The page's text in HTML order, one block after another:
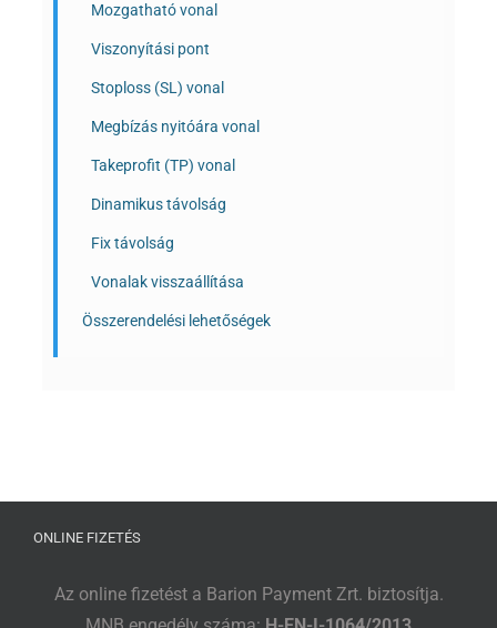
Mozgatható vonal
Viszonyítási pont
Stoploss (SL) vonal
Megbízás nyitóára vonal
Takeprofit (TP) vonal
Dinamikus távolság
Fix távolság
Vonalak visszaállítása
Összerendelési lehetőségek
ONLINE FIZETÉS
Az online fizetést a Barion Payment Zrt. biztosítja.